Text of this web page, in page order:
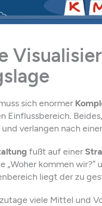
sich enormer
Einflussbereich.
verlangen nach
fußt auf einer
„Woher kommen wir?”
liegt der zu
viele Mittel und